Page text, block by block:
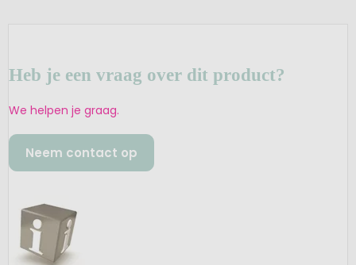
Heb je een vraag over dit product?
We helpen je graag.
Neem contact op